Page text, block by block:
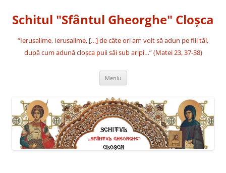
conținut
Schitul "Sfântul Gheorghe" Cloşca
“Ierusalime, Ierusalime, […] de câte ori am voit să adun pe fiii tăi,
după cum adună cloşca puii săi sub aripi…” (Matei 23, 37-38)
Meniu